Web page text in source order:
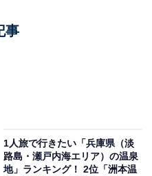
「桜の名所なので春に一
女性／岡山県）、「『吉
す。閉ざされた温泉地に
で二酸化炭素を含む濁り
訪れたいと思います」
事
1人旅で行きたい「兵庫県（淡
路島・瀬戸内海エリア）の温泉
地」ランキング！ 2位「洲本温